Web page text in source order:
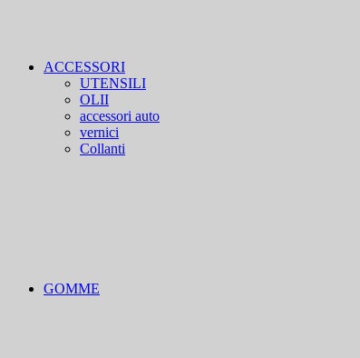
ACCESSORI
UTENSILI
OLII
accessori auto
vernici
Collanti
GOMME